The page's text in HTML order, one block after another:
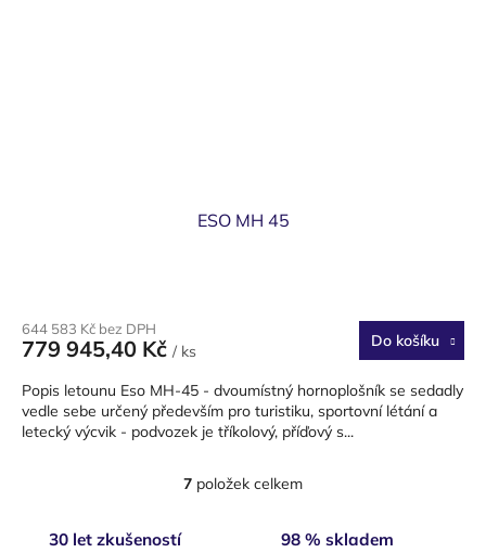
ESO MH 45
644 583 Kč bez DPH
779 945,40 Kč / ks
Do košíku
Popis letounu Eso MH-45 - dvoumístný hornoplošník se sedadly
vedle sebe určený především pro turistiku, sportovní létání a
letecký výcvik - podvozek je tříkolový, příďový s...
O
7 položek celkem
30 let zkušeností 98 % skladem